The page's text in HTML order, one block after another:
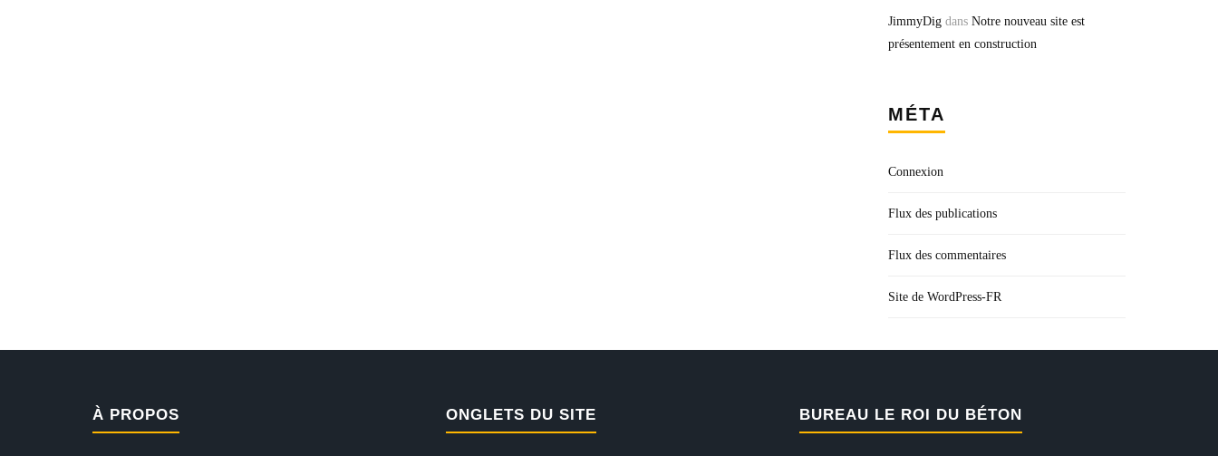
JimmyDigdans Notre nouveau site est
présentement en construction
MÉTA
Connexion
Flux des publications
Flux des commentaires
Site de WordPress-FR
À PROPOS ONGLETS DU SITE BUREAU LE ROI DU BÉTON